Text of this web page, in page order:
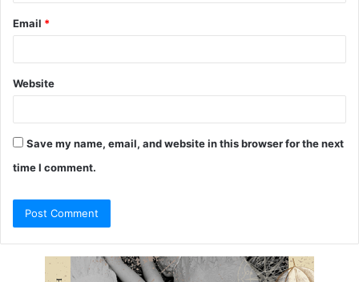
Email *
Website
Save my name, email, and website in this browser for the next
time I comment.